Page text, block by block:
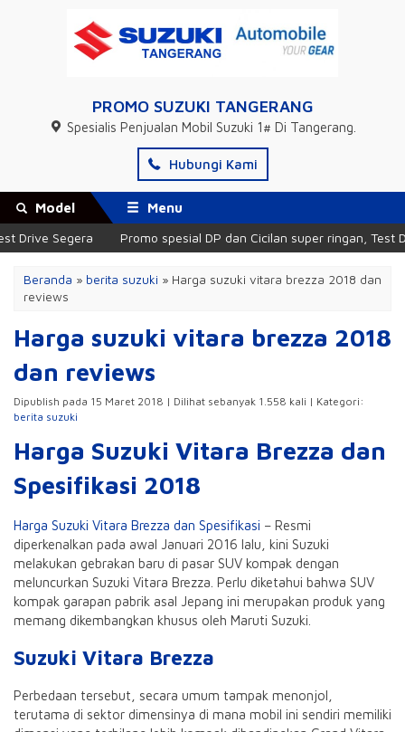
PROMO SUZUKI TANGERANG
Spesialis Penjualan Mobil Suzuki 1# Di Tangerang.
Hubungi Kami
Model
Menu
Segera
Promo spesial DP dan Cicilan super ringan, Test Drive
Beranda » berita suzuki » Harga suzuki vitara brezza 2018 dan
reviews
Harga suzuki vitara brezza 2018
dan reviews
Dipublish pada 15 Maret 2018 | Dilihat sebanyak 1.558 kali | Kategori:
berita suzuki
Harga Suzuki Vitara Brezza dan
Spesifikasi 2018
Harga Suzuki Vitara Brezza dan Spesifikasi – Resmi
diperkenalkan pada awal Januari 2016 lalu, kini Suzuki
melakukan gebrakan baru di pasar SUV kompak dengan
meluncurkan Suzuki Vitara Brezza. Perlu diketahui bahwa SUV
kompak garapan pabrik asal Jepang ini merupakan produk yang
memang dikembangkan khusus oleh Maruti Suzuki.
Suzuki Vitara Brezza
Perbedaan tersebut, secara umum tampak menonjol,
terutama di sektor dimensinya di mana mobil ini sendiri memiliki